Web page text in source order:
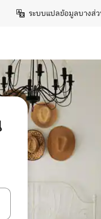
ระบบแปลข้อมูลบางส่
รค้นหา